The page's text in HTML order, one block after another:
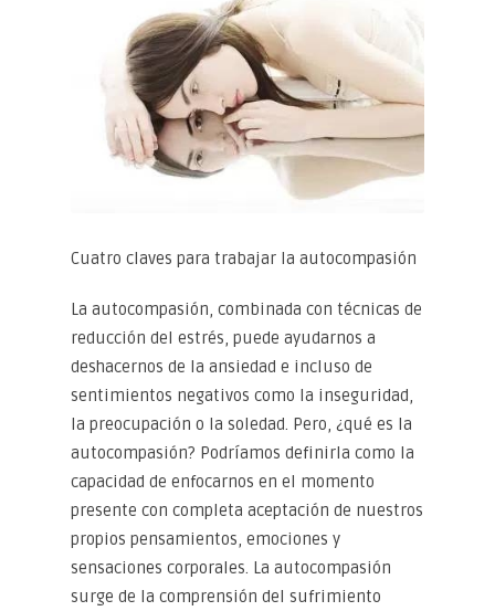
Cuatro claves para trabajar la autocompasión
La autocompasión, combinada con técnicas de
reducción del estrés, puede ayudarnos a
deshacernos de la ansiedad e incluso de
sentimientos negativos como la inseguridad,
la preocupación o la soledad. Pero, ¿qué es la
autocompasión? Podríamos definirla como la
capacidad de enfocarnos en el momento
presente con completa aceptación de nuestros
propios pensamientos, emociones y
sensaciones corporales. La autocompasión
surge de la comprensión del sufrimiento